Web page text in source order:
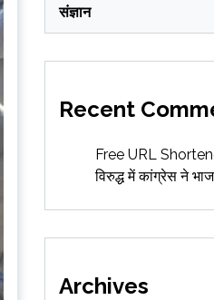
संज्ञान
Recent
Free URL
विरुद्ध में कांग्रेस ने
Archives